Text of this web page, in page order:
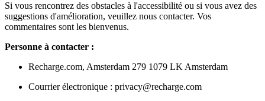
Si vous rencontrez des obstacles à l'accessibilité ou si vous avez des
suggestions d'amélioration, veuillez nous contacter. Vos
commentaires sont les bienvenus.
Personne à contacter :
Recharge.com, Amsterdam 279 1079 LK Amsterdam
Courrier électronique : privacy@recharge.com